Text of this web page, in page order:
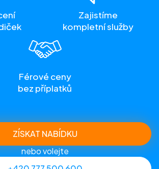
Zajistíme
kompletní služby
Férové ceny
bez příplatků
ZÍSKAT NABÍDKU
nebo volejte